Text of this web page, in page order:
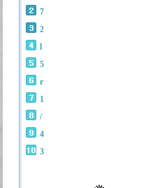
7
2
l
5
r
1
/
4
3